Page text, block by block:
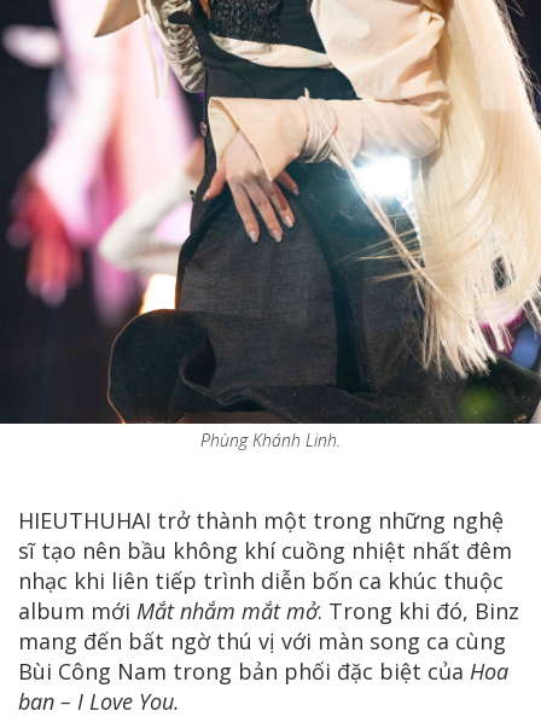
Phùng Khánh Linh.
HIEUTHUHAI trở thành một trong những nghệ
sĩ tạo nên bầu không khí cuồng nhiệt nhất đêm
nhạc khi liên tiếp trình diễn bốn ca khúc thuộc
album mới Mắt nhắm mắt mở. Trong khi đó, Binz
mang đến bất ngờ thú vị với màn song ca cùng
Bùi Công Nam trong bản phối đặc biệt của Hoa
ban – I Love You.